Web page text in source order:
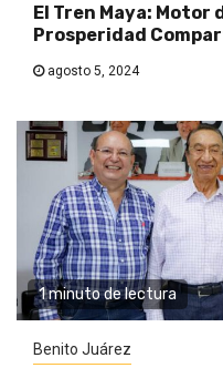
El Tren Maya:
Prosperidad
agosto 5, 2024
1 minuto de lectura
Benito Juárez